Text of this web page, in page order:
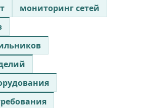
мониторинг сетей